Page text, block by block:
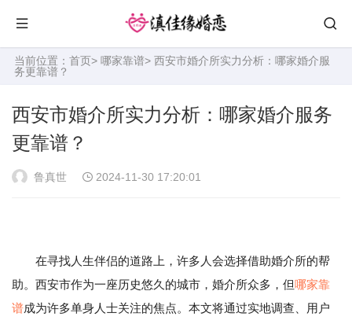
当前位置： 首页> 哪家靠谱> 西安市婚介所实力分析：哪家婚介服
务更靠谱？
西安市婚介所实力分析：哪家婚介服务
更靠谱？
鲁真世 2024-11-30 17:20:01
在寻找人生伴侣的道路上，许多人会选择借助婚介所的帮
助。西安市作为一座历史悠久的城市，婚介所众多，但哪家靠
谱成为许多单身人士关注的焦点。本文将通过实地调查、用户